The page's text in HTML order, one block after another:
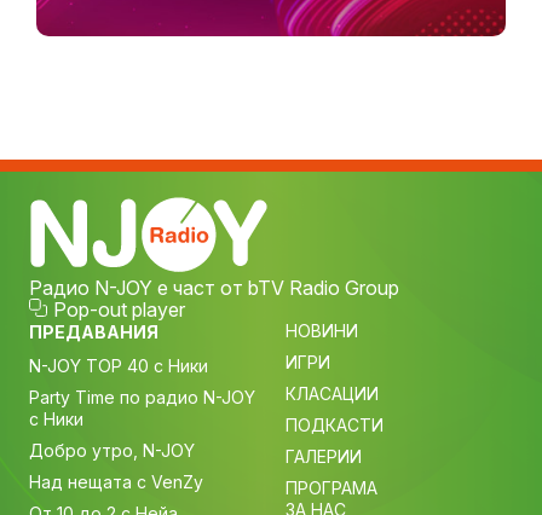
Радио N-JOY е част от bTV Radio Group
Pop-out player
ПРЕДАВАНИЯ
N-JOY TOP 40 с Ники
Party Time по радио N-JOY
с Ники
Добро утро, N-JOY
Над нещата с VenZy
НОВИНИ
ИГРИ
КЛАСАЦИИ
ПОДКАСТИ
ГАЛЕРИИ
ПРОГРАМА
ЗА НАС